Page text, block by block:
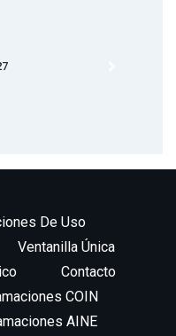
De Uso
Ventanilla Única
Contacto
COIN
AINE